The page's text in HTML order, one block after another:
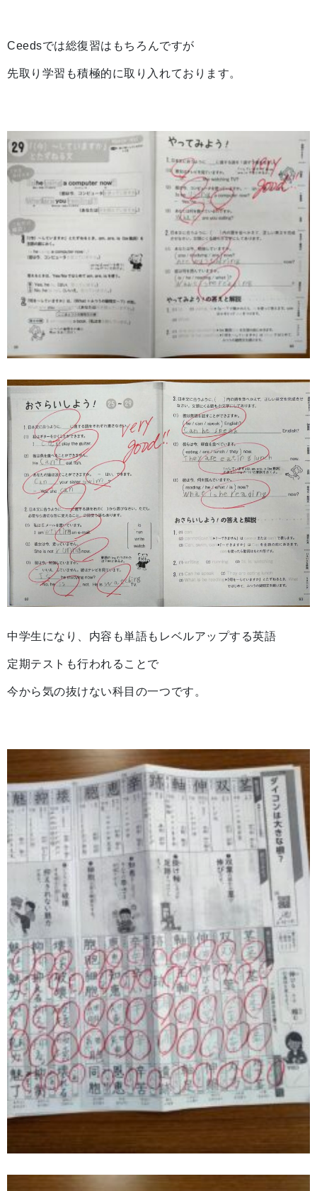
Ceedsでは総復習はもちろんですが
先取り学習も積極的に取り入れております。
中学生になり、内容も単語もレベルアップする英語
定期テストも行われることで
今から気の抜けない科目の一つです。